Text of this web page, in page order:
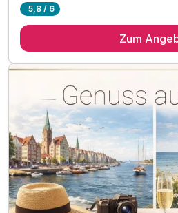
Ausstattung
Zusatznächte
Für 4 Tage
2 x reichhaltiges Frühstück vom
für Wellnessanwendungen oder
inkl. Gästekarte Rostock &
für freie Nutzung der öffentlichen
inkl. täglich eine Flasche Wasser
inkl. Nutzung W-Lan
5,8 / 6
Zum